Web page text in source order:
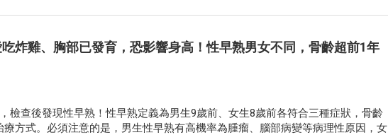
炸雞、胸部已發育，恐影響身高！性早熟男女不同，骨齡超前1年
檢查後發現性早熟！性早熟定義為男生9歲前、女生8歲前各符合三種症狀，骨齡
療方式。必須注意的是，男生性早熟有高機率為腫瘤、腦部病變等病理性原因，女